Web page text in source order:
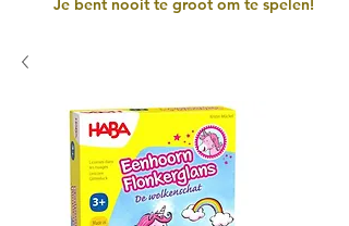
Je bent nooit te groot om te spelen!